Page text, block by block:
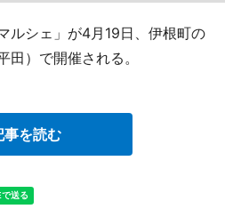
ルシェ」が4月19日、伊根町の
田）で開催される。
事を読む